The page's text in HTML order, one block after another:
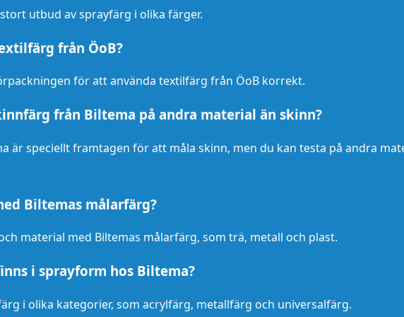
utbud av sprayfärg i olika färger.
från ÖoB?
för att använda textilfärg från ÖoB korrekt.
från Biltema på andra material än skinn?
är speciellt framtagen för att måla skinn, men du kan testa på andra
Biltemas målarfärg?
material med Biltemas målarfärg, som trä, metall och plast.
i sprayform hos Biltema?
i olika kategorier, som acrylfärg, metallfärg och universalfärg.